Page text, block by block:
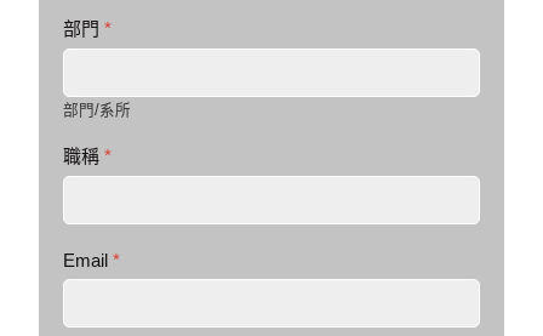
部門 *
部門/系所
職稱 *
Email *